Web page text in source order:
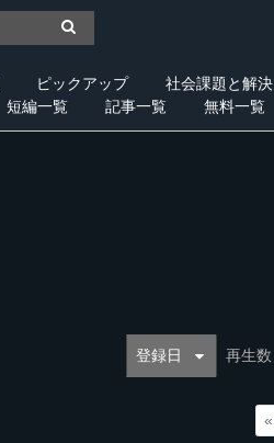
ピックアップ 社会課題と解決
短編一覧 記事一覧 無料一覧
登録日 再生数
«